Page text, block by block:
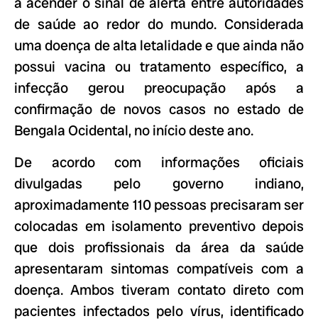
de saúde ao redor do mundo. Considerada
uma doença de alta letalidade e que ainda não
possui vacina ou tratamento específico, a
infecção gerou preocupação após a
confirmação de novos casos no estado de
Bengala Ocidental, no início deste ano.
De acordo com informações oficiais
divulgadas pelo governo indiano,
aproximadamente 110 pessoas precisaram ser
colocadas em isolamento preventivo depois
que dois profissionais da área da saúde
apresentaram sintomas compatíveis com a
doença. Ambos tiveram contato direto com
pacientes infectados pelo vírus, identificado